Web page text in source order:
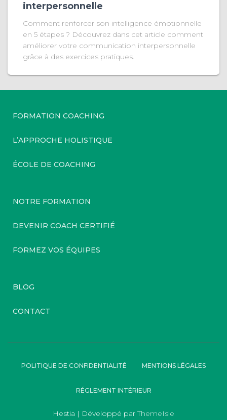
interpersonnelle
Comment renforcer son intelligence émotionnelle
en 5 étapes ? Découvrez dans cet article comment
améliorer votre communication interpersonnelle
grâce à des exercices pratiques.
FORMATION COACHING
L’APPROCHE HOLISTIQUE
ÉCOLE DE COACHING
NOTRE FORMATION
DEVENIR COACH CERTIFIÉ
FORMEZ VOS ÉQUIPES
BLOG
CONTACT
POLITIQUE DE CONFIDENTIALITÉ MENTIONS LÉGALES
RÉGLEMENT INTÉRIEUR
Hestia | Développé parThemeIsle